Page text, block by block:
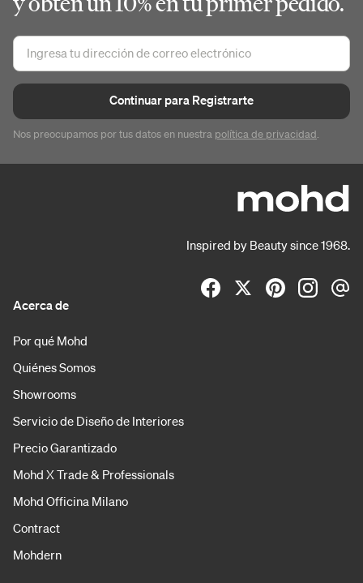
Continuar para Registrarte
Nos preocupamos por tus datos en nuestra política de privacidad.
Inspired by Beauty since 1968.
Acerca de
Por qué Mohd
Quiénes Somos
Showrooms
Servicio de Diseño de Interiores
Precio Garantizado
Mohd X Trade & Professionals
Mohd Officina Milano
Contract
Mohdern